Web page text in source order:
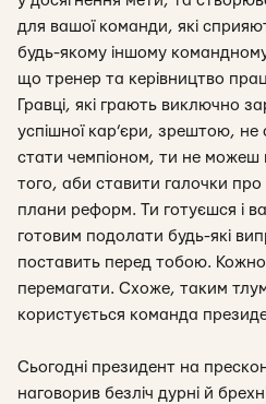
для вашої команди, які
будь-якому іншому
що тренер та керівництво
Гравці, які грають виключно
успішної кар’єри, зрештою,
стати чемпіоном, ти не можеш
того, аби ставити галочки про
плани реформ. Ти готуєшся і
готовим подолати будь-які
поставить перед тобою.
перемагати. Схоже, таким
користується команда
Сьогодні президент на
наговорив безліч дурні й